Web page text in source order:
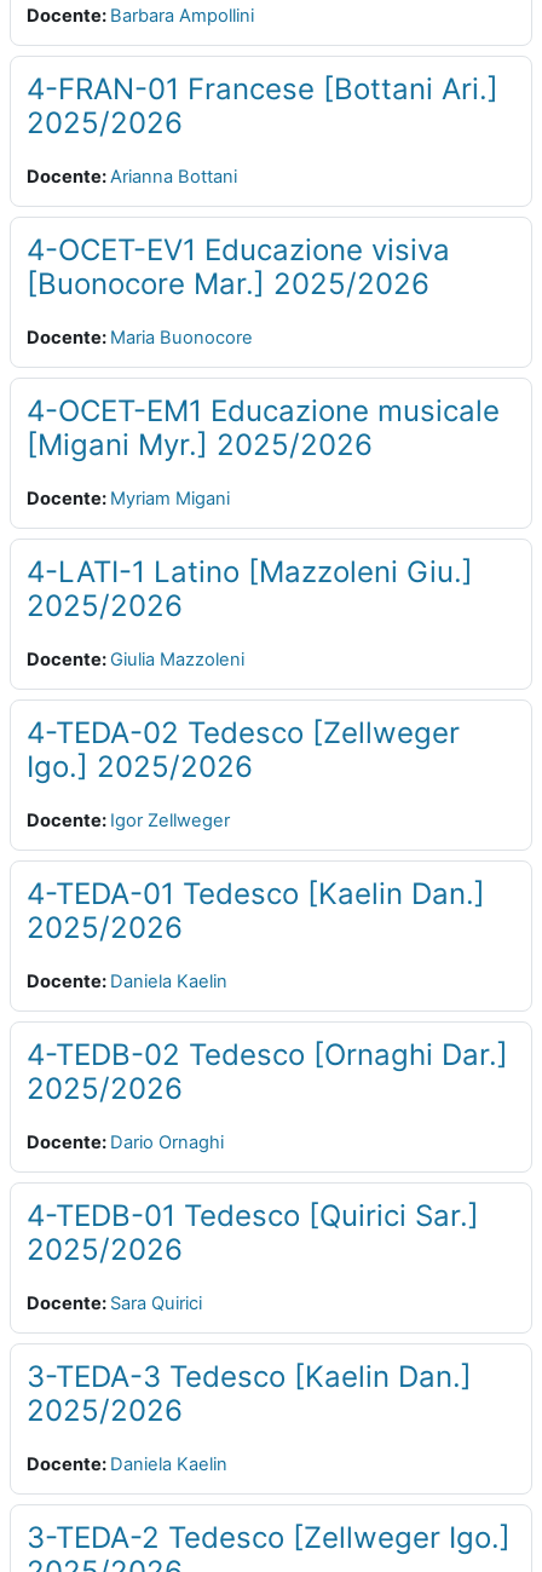
Docente: Barbara Ampollini
4-FRAN-01 Francese [Bottani Ari.]
2025/2026
Docente:Arianna Bottani
4-OCET-EV1 Educazione visiva
[Buonocore Mar.] 2025/2026
Docente: Maria Buonocore
4-OCET-EM1 Educazione musicale
[Migani Myr.] 2025/2026
Docente: Myriam Migani
4-LATI-1 Latino [Mazzoleni Giu.]
2025/2026
Docente: Giulia Mazzoleni
4-TEDA-02 Tedesco [Zellweger
Igo.] 2025/2026
Docente: Igor Zellweger
4-TEDA-01 Tedesco [Kaelin Dan.]
2025/2026
Docente: Daniela Kaelin
4-TEDB-02 Tedesco [Ornaghi Dar.]
2025/2026
Docente: Dario Ornaghi
4-TEDB-01 Tedesco [Quirici Sar.]
2025/2026
Docente: Sara Quirici
3-TEDA-3 Tedesco [Kaelin Dan.]
2025/2026
Docente: Daniela Kaelin
3-TEDA-2 Tedesco [Zellweger Igo.]